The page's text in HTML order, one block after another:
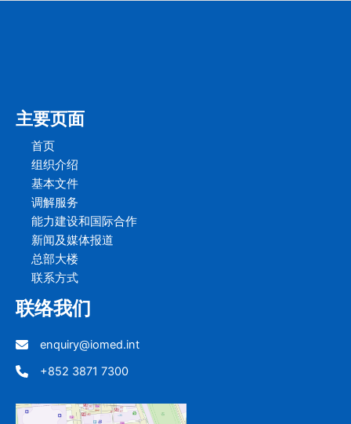
主要页面
首页
组织介绍
基本文件
调解服务
能力建设和国际合作
新闻及媒体报道
总部大楼
联系方式
联络我们
enquiry@iomed.int
+852 3871 7300